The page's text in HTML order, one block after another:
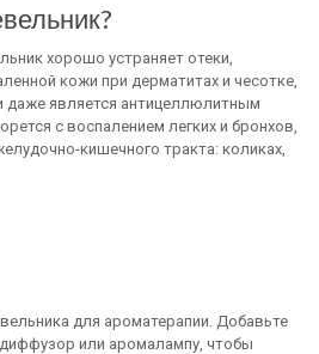
хорошо устраняет отеки,
кожи при дерматитах и чесотке,
даже является антицеллюлитным
с воспалением легких и бронхов,
кишечного тракта: коликах,
для ароматерапии. Добавьте
или аромалампу, чтобы